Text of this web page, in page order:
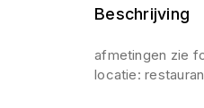
Beschrijving
afmetingen zie
locatie: